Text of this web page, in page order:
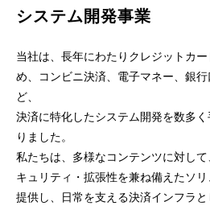
システム開発事業
当社は、長年にわたりクレジットカ
め、コンビニ決済、電子マネー、銀
ど、
決済に特化したシステム開発を数多
りました。
私たちは、多様なコンテンツに対し
キュリティ・拡張性を兼ね備えたソ
提供し、日常を支える決済インフラ